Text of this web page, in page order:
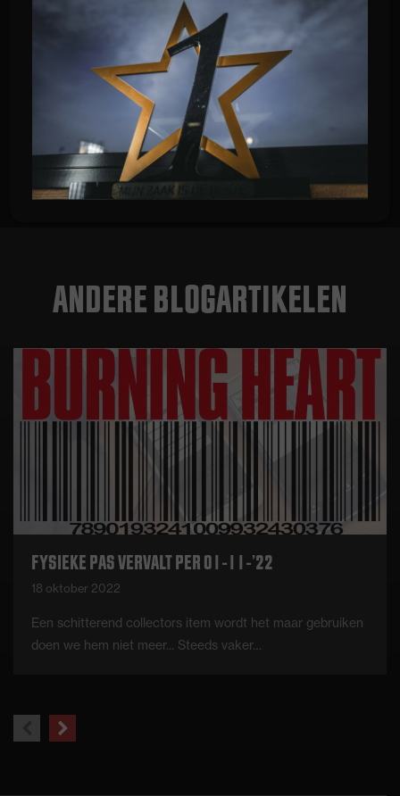
Terug naar overzicht
ANDERE BLOGARTIKELEN
FYSIEKE PAS VERVALT PER 01-11-’22
18 oktober 2022
Een schitterend collectors item wordt het maar gebruiken
doen we hem niet meer... Steeds vaker…
previous